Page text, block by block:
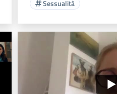
Sessualità